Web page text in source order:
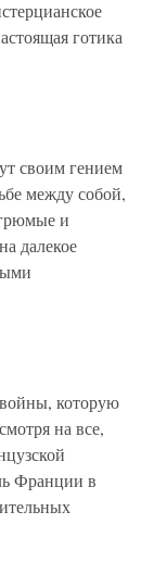
готика
своим гением
между собой,
и
далекое
которую
на все,
Франции в